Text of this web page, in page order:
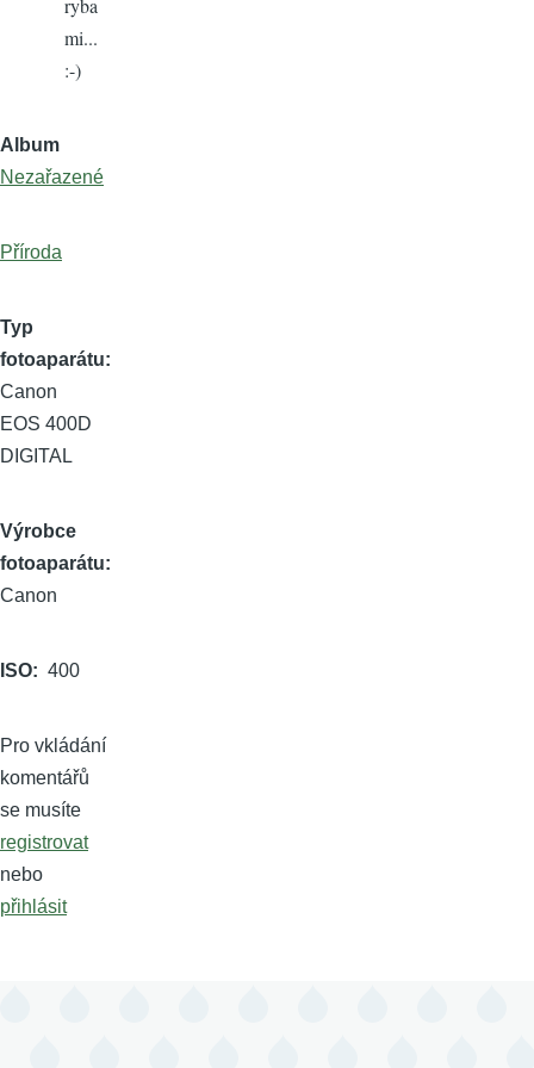
mi...
:-)
Album
Nezařazené
Příroda
Typ
fotoaparátu
Canon
EOS 400D
DIGITAL
Výrobce
fotoaparátu
Canon
ISO 400
Pro vkládání
komentářů
se musíte
registrovat
nebo
přihlásit